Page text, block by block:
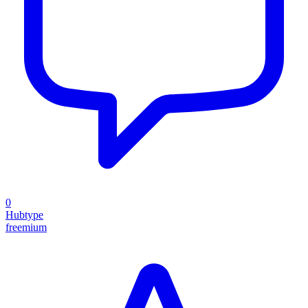
0
Hubtype
freemium